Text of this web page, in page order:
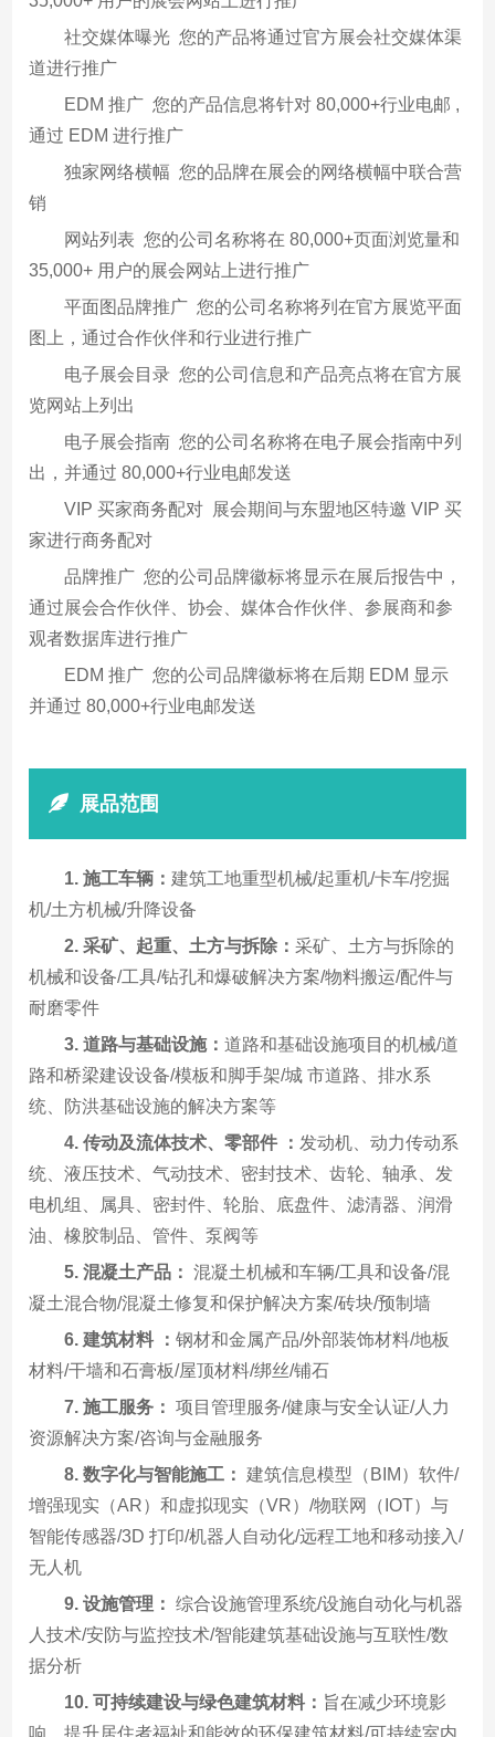
社交媒体曝光 您的产品将通过官方展会社交媒体渠
道进行推广
EDM 推广 您的产品信息将针对 80,000+行业电邮 ,
通过 EDM 进行推广
独家网络横幅 您的品牌在展会的网络横幅中联合营
销
网站列表 您的公司名称将在 80,000+页面浏览量和
35,000+ 用户的展会网站上进行推广
平面图品牌推广 您的公司名称将列在官方展览平面
图上，通过合作伙伴和行业进行推广
电子展会目录 您的公司信息和产品亮点将在官方展
览网站上列出
电子展会指南 您的公司名称将在电子展会指南中列
出，并通过 80,000+行业电邮发送
VIP 买家商务配对 展会期间与东盟地区特邀 VIP 买
家进行商务配对
品牌推广 您的公司品牌徽标将显示在展后报告中，
通过展会合作伙伴、协会、媒体合作伙伴、参展商和参
观者数据库进行推广
EDM 推广 您的公司品牌徽标将在后期 EDM 显示
并通过 80,000+行业电邮发送
展品范围
1. 施工车辆：建筑工地重型机械/起重机/卡车/挖掘
机/土方机械/升降设备
2. 采矿、起重、土方与拆除：采矿、土方与拆除的
机械和设备/工具/钻孔和爆破解决方案/物料搬运/配件与
耐磨零件
3. 道路与基础设施：道路和基础设施项目的机械/道
路和桥梁建设设备/模板和脚手架/城 市道路、排水系
统、防洪基础设施的解决方案等
4. 传动及流体技术、零部件 ： 发动机、动力传动系
统、液压技术、气动技术、密封技术、齿轮、轴承、发
电机组、属具、密封件、轮胎、底盘件、滤清器、润滑
油、橡胶制品、管件、泵阀等
5. 混凝土产品： 混凝土机械和车辆/工具和设备/混
凝土混合物/混凝土修复和保护解决方案/砖块/预制墙
6. 建筑材料 ：钢材和金属产品/外部装饰材料/地板
材料/干墙和石膏板/屋顶材料/绑丝/铺石
7. 施工服务： 项目管理服务/健康与安全认证/人力
资源解决方案/咨询与金融服务
8. 数字化与智能施工： 建筑信息模型（BIM）软件/
增强现实（AR）和虚拟现实（VR）/物联网（IOT）与
智能传感器/3D 打印/机器人自动化/远程工地和移动接入/
无人机
9. 设施管理： 综合设施管理系统/设施自动化与机器
人技术/安防与监控技术/智能建筑基础设施与互联性/数
据分析
10. 可持续建设与绿色建筑材料： 旨在减少环境影
响、提升居住者福祉和能效的环保建筑材料/可持续室内